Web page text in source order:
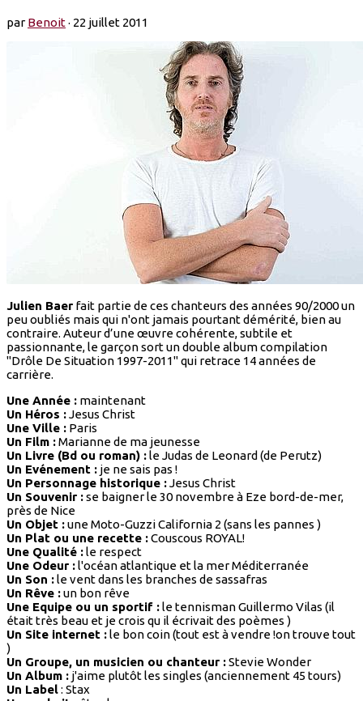
parBenoit· 22 juillet 2011
Julien Baer fait partie de ces chanteurs des années 90/2000 un
peu oubliés mais qui n'ont jamais pourtant démérité, bien au
contraire. Auteur d’une œuvre cohérente, subtile et
passionnante, le garçon sort un double album compilation
"Drôle De Situation 1997-2011" qui retrace 14 années de
carrière.
Une Année : maintenant
Un Héros :Jesus Christ
Une Ville : Paris
Un Film :Marianne de ma jeunesse
Un Livre (Bd ou roman) :le Judas de Leonard (de Perutz)
Un Evénement : je ne sais pas !
Un Personnage historique :Jesus Christ
Un Souvenir :se baigner le 30 novembre à Eze bord-de-mer,
près de Nice
Un Objet :une Moto-Guzzi California 2 (sans les pannes )
Un Plat ou une recette :Couscous ROYAL!
Une Qualité :le respect
Une Odeur :l'océan atlantique et la mer Méditerranée
Un Son :le vent dans les branches de sassafras
Un Rêve :un bon rêve
Une Equipe ou un sportif :le tennisman Guillermo Vilas (il
était très beau et je crois qu il écrivait des poèmes )
Un Site internet :le bon coin (tout est à vendre !on trouve tout
)
Un Groupe, un musicien ou chanteur :Stevie Wonder
Un Album : j'aime plutôt les singles (anciennement 45 tours)
Un Label: Stax